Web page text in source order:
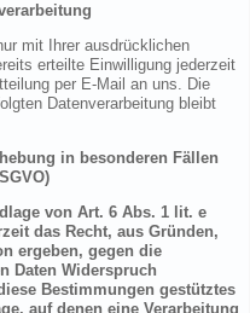
mit Ihrer ausdrücklichen
erteilte Einwilligung jederzeit
per E-Mail an uns. Die
Datenverarbeitung bleibt
in besonderen Fällen
von Art. 6 Abs. 1 lit. e
das Recht, aus Gründen,
ergeben, gegen die
Daten Widerspruch
Bestimmungen gestütztes
auf denen eine Verarbeitung